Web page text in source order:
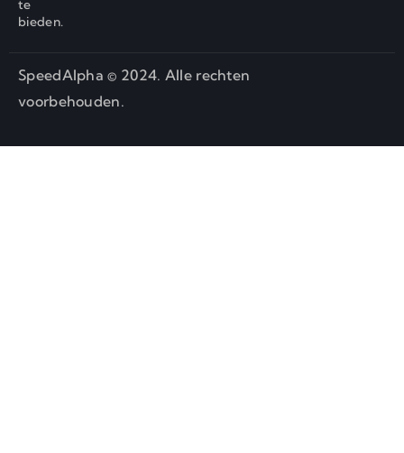
te
bieden.
SpeedAlpha © 2024. Alle rechten
voorbehouden.